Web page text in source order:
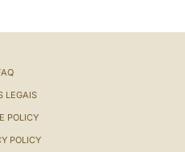
LEGAIS
POLICY
POLICY